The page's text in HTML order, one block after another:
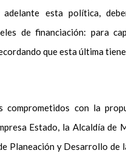
esta política,
de financiación: para
que esta última
comprometidos con la
Estado, la Alcaldía de
Planeación y Desarrollo de